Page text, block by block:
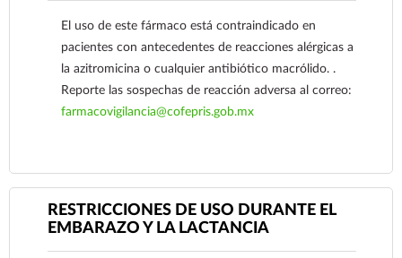
El uso de este fármaco está contraindicado en
pacientes con antecedentes de reacciones alérgicas a
la azitromicina o cualquier antibiótico macrólido. .
Reporte las sospechas de reacción adversa al correo:
farmacovigilancia@cofepris.gob.mx
Ver más
RESTRICCIONES DE USO DURANTE EL
EMBARAZO Y LA LACTANCIA